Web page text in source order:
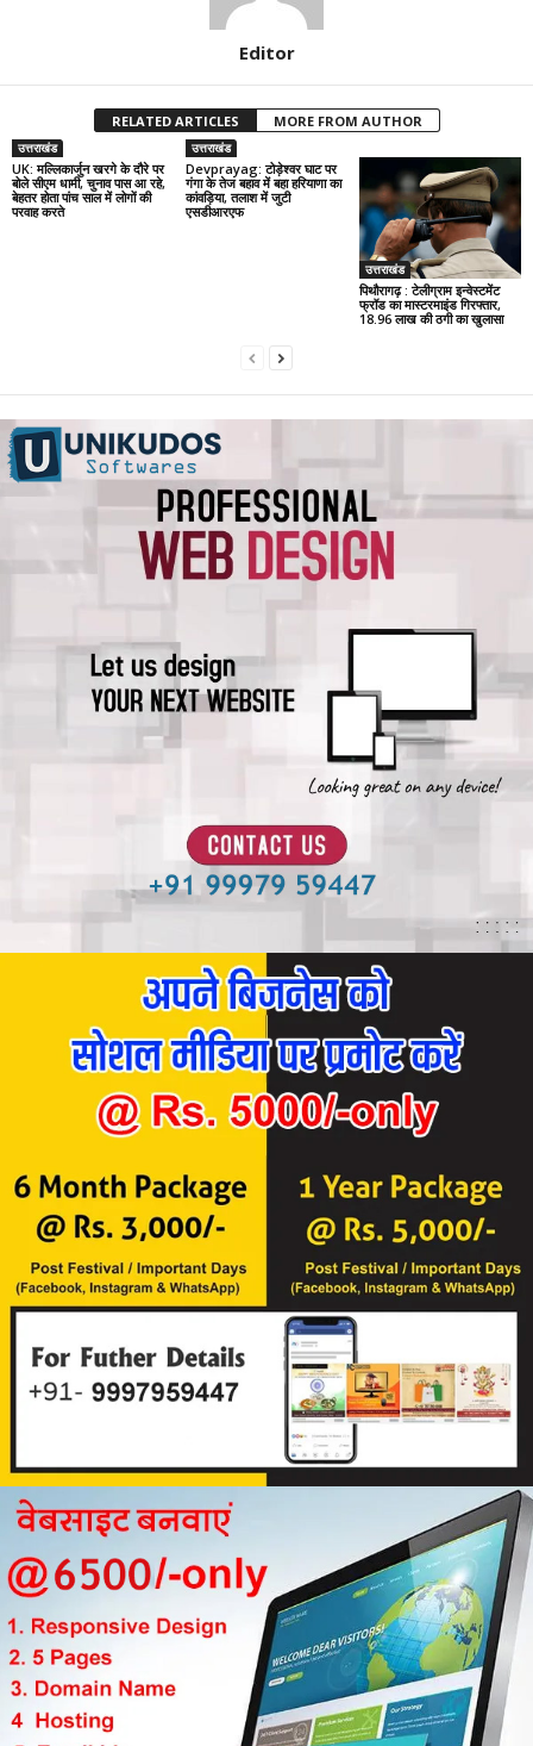
Editor
RELATED ARTICLES MORE FROM AUTHOR
उत्तराखंड
UK: मल्लिकार्जुन खरगे के दौरे पर
बोले सीएम धामी, चुनाव पास आ रहे,
बेहतर होता पांच साल में लोगों की
परवाह करते
उत्तराखंड
Devprayag: टोड़ेश्वर घाट पर
गंगा के तेज बहाव में बहा हरियाणा का
कांवड़िया, तलाश में जुटी
एसडीआरएफ
उत्तराखंड
पिथौरागढ़ : टेलीग्राम इन्वेस्टमेंट
फ्रॉड का मास्टरमाइंड गिरफ्तार,
18.96 लाख की ठगी का खुलासा